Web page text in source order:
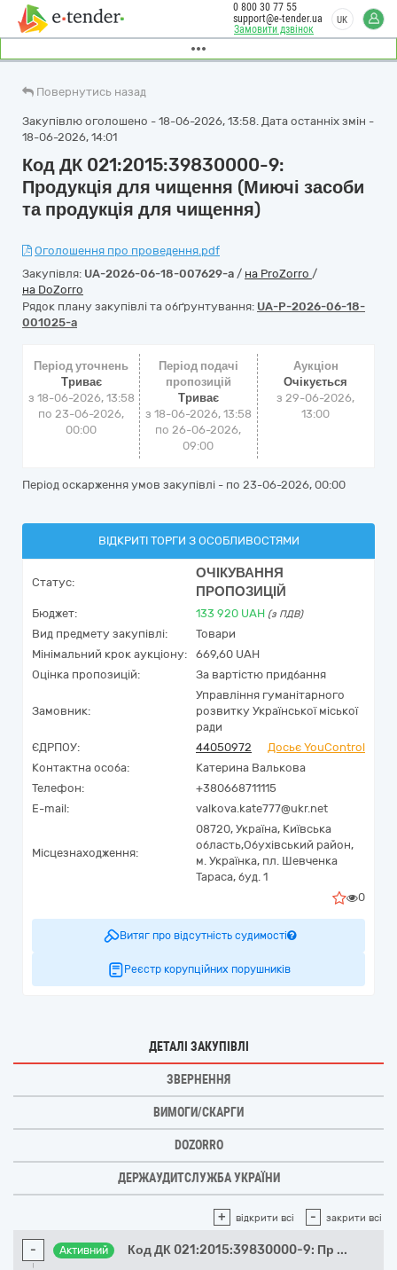
Замовити дзвінок
0 800 30 77 55
support@e-tender.ua
UK
Повернутись назад
Закупівлю оголошено - 18-06-2026, 13:58. Дата останніх змін -
18-06-2026, 14:01
Код ДК 021:2015:39830000-9:
Продукція для чищення (Миючі засоби
та продукція для чищення)
Оголошення про проведення.pdf
Закупівля: UA-2026-06-18-007629-a / на ProZorro /
на DoZorro
Рядок плану закупівлі та обґрунтування: UA-P-2026-06-18-
001025-a
Період уточнень
Триває
з 18-06-2026, 13:58
по 23-06-2026,
00:00
Період подачі
пропозицій
Триває
з 18-06-2026, 13:58
по 26-06-2026,
09:00
Аукціон
Очікується
з29-06-2026,
13:00
Період оскарження умов закупівлі - по 23-06-2026, 00:00
ВІДКРИТІ ТОРГИ З ОСОБЛИВОСТЯМИ
Статус:
ОЧІКУВАННЯ
ПРОПОЗИЦІЙ
Бюджет: 133 920 UAH (з ПДВ)
Вид предмету закупівлі:
Товари
Мінімальний крок аукціону:
669,60 UAH
Оцінка пропозицій:
За вартістю придбання
Замовник:
Управління гуманітарного
розвитку Української міської
ради
ЄДРПОУ:
44050972
Досьє YouControl
Контактна особа:
Катерина Валькова
Телефон:
+380668711115
E-mail:
valkova.kate777@ukr.net
Місцезнаходження:
08720, Україна, Київська
область,Обухівський район,
м. Українка, пл. Шевченка
Тараса, буд. 1
0
Витяг про відсутність судимості
Реєстр корупційних порушників
ДЕТАЛІ ЗАКУПІВЛІ
ЗВЕРНЕННЯ
ВИМОГИ/СКАРГИ
DOZORRO
ДЕРЖАУДИТСЛУЖБА УКРАЇНИ
+ відкрити всі - закрити всі
- Активний Код ДК 021:2015:39830000-9: Пр ...